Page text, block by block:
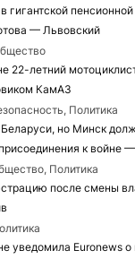
гигантской
— Львовский
22-летний
КамАЗ
Политика
но Минск
к войне
Политика
после смены
уведомила Euronews о